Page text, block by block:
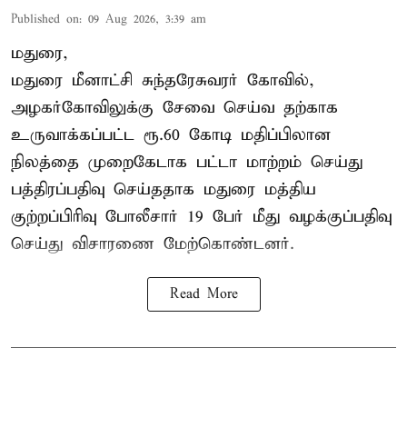
Published on: 09 Aug 2026, 3:39 am
மதுரை,
மதுரை மீனாட்சி சுந்தரேசுவரர் கோவில்,
அழகர்கோவிலுக்கு சேவை செய்வ தற்காக
உருவாக்கப்பட்ட ரூ.60 கோடி மதிப்பிலான
நிலத்தை முறைகேடாக பட்டா மாற்றம் செய்து
பத்திரப்பதிவு செய்ததாக மதுரை மத்திய
குற்றப்பிரிவு போலீசார் 19 பேர் மீது வழக்குப்பதிவு
செய்து விசாரணை மேற்கொண்டனர்.
Read More